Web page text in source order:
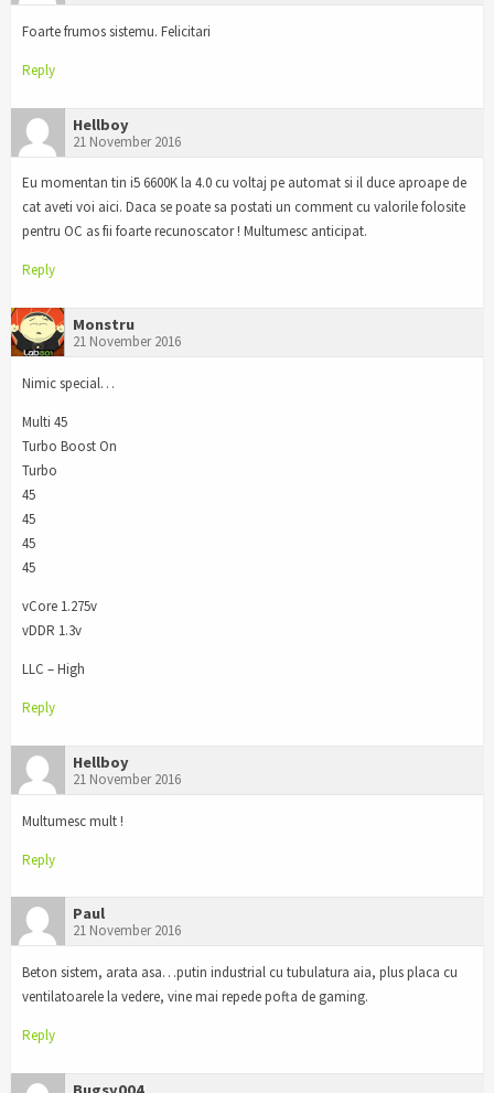
Foarte frumos sistemu. Felicitari
Reply
Hellboy
21 November 2016
Eu momentan tin i5 6600K la 4.0 cu voltaj pe automat si il duce aproape de
cat aveti voi aici. Daca se poate sa postati un comment cu valorile folosite
pentru OC as fii foarte recunoscator ! Multumesc anticipat.
Reply
Monstru
21 November 2016
Nimic special…
Multi 45
Turbo Boost On
Turbo
45
45
45
45
vCore 1.275v
vDDR 1.3v
LLC – High
Reply
Hellboy
21 November 2016
Multumesc mult !
Reply
Paul
21 November 2016
Beton sistem, arata asa…putin industrial cu tubulatura aia, plus placa cu
ventilatoarele la vedere, vine mai repede pofta de gaming.
Reply